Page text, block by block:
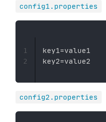
config1.properties
key1=value1
1
2
config2.properties